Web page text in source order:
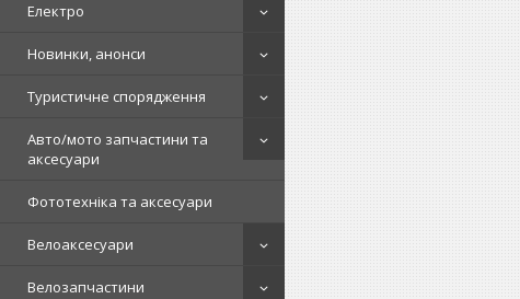
Електро
Новинки, анонси
Туристичне спорядження
Авто/мото запчастини та
аксесуари
Фототехніка та аксесуари
Велоаксесуари
Велозапчастини